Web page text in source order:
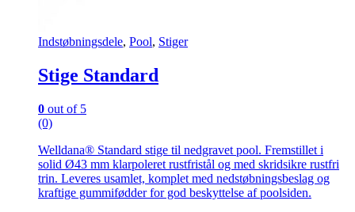
Indstøbningsdele, Pool, Stiger
Stige Standard
0 out of 5
(0)
Welldana® Standard stige til nedgravet pool. Fremstillet i
solid Ø43 mm klarpoleret rustfristål og med skridsikre rustfri
trin. Leveres usamlet, komplet med nedstøbningsbeslag og
kraftige gummifødder for god beskyttelse af poolsiden.